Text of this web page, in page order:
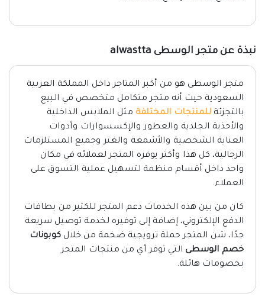
نبذة عن متجر الوسطى alwastta
متجر الوسطى هو من أكبر المتاجر داخل المملكة العربية
السعودية حيث أنه متجر متكامل متخصص في البيع
بالتجزئة للمنتجات المختلفة مثل الملابس الداخلية
والأحذية الجلدية والعطور والإكسسوارات وأدوات
العناية الشخصية والأشمغة والغتر وجميع المستلزمات
الرجالية، كل هذا وأكثر يوفره المتجر لعملائه في مكان
واحد داخل أقسام منظمة لتسهيل عملية التسوق على
العملاء.
كان من بين هذه الخدمات دعم المتجر للكثير من بطاقات
الدفع الإلكتروني، إضافة إلى توفيره لخدمة توصيل سريعة
جدًا، شن المتجر حملة ترويجية ضخمة من خلال كوبونات
خصم الوسطى التي توفر أي من منتجات المتجر
بخصومات هائلة.